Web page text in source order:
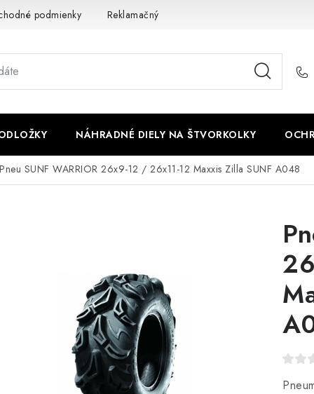
podmienky Reklamačný poriadok - formulár
NÁHRADNÉ DIELY NA ŠTVORKOLKY
Pneu SUNF WARRIOR 26x9-12 / 26x11-12 Maxxis Zilla SUNF A048